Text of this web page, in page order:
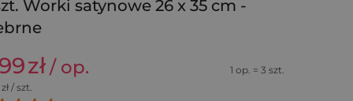
Worki satynowe 26 x 35 cm -
zł/ op.
1 op. = 3 szt.
zł / szt.